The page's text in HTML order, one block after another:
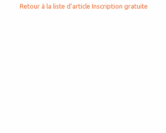
Retour à la liste d'article Inscription gratuite